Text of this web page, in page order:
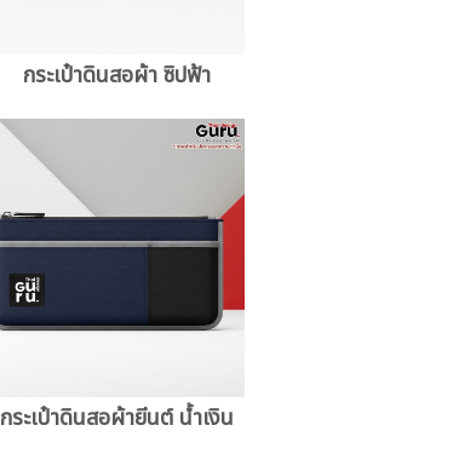
กระเป๋าดินสอผ้า ซิปฟ้า
กระเป๋าดินสอผ้ายีนต์ น้ำเงิน